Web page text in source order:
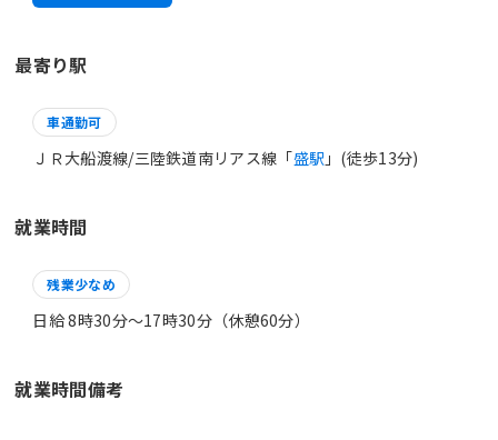
最寄り駅
車通勤可
ＪＲ大船渡線/三陸鉄道南リアス線「盛駅 」(徒歩13分)
就業時間
残業少なめ
日給 8時30分〜17時30分（休憩60分）
就業時間備考